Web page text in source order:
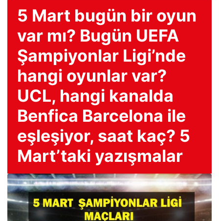
5 Mart bugün bir oyun
var mı? Bugün UEFA
Şampiyonlar Ligi’nde
hangi oyunlar var?
UCL, hangi kanalda
Benfica Barcelona ile
eşleşiyor, saat kaç? 5
Mart’taki yazışmalar